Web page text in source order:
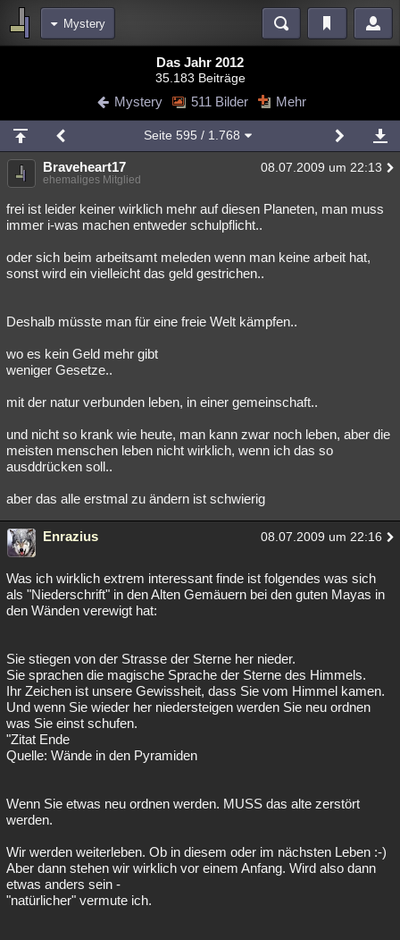
Mystery
Diskussionen Blogs Videos
Chat Wiki Neuigkeiten
meine Rubriken
Menschen Wissenschaft Mystery Kriminalfälle
Spiritualität Verschwörungen Technologie Ufologie
weitere Rubriken
Astronomie Helpdesk Gruppen Gaming
Musik Clash Verbesserungen
Lesenswert Schlüsselwörter
Das Jahr 2012
35.183 Beiträge
Mystery 511 Bilder Mehr
Seite 595 / 1.768
Braveheart17 08.07.2009 um 22:13
ehemaliges Mitglied
frei ist leider keiner wirklich mehr auf diesen Planeten, man muss
immer i-was machen entweder schulpflicht..
oder sich beim arbeitsamt meleden wenn man keine arbeit hat,
sonst wird ein vielleicht das geld gestrichen..
Deshalb müsste man für eine freie Welt kämpfen..
wo es kein Geld mehr gibt
weniger Gesetze..
mit der natur verbunden leben, in einer gemeinschaft..
und nicht so krank wie heute, man kann zwar noch leben, aber die
meisten menschen leben nicht wirklich, wenn ich das so
ausddrücken soll..
aber das alle erstmal zu ändern ist schwierig
Enrazius 08.07.2009 um 22:16
Was ich wirklich extrem interessant finde ist folgendes was sich
als "Niederschrift" in den Alten Gemäuern bei den guten Mayas in
den Wänden verewigt hat:
Sie stiegen von der Strasse der Sterne her nieder.
Sie sprachen die magische Sprache der Sterne des Himmels.
Ihr Zeichen ist unsere Gewissheit, dass Sie vom Himmel kamen.
Und wenn Sie wieder her niedersteigen werden Sie neu ordnen
was Sie einst schufen.
"Zitat Ende
Quelle: Wände in den Pyramiden
Wenn Sie etwas neu ordnen werden. MUSS das alte zerstört
werden.
Wir werden weiterleben. Ob in diesem oder im nächsten Leben :-)
Aber dann stehen wir wirklich vor einem Anfang. Wird also dann
etwas anders sein -
"natürlicher" vermute ich.